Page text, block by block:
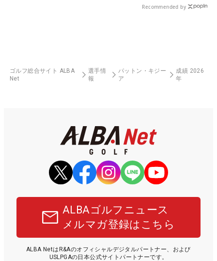
Recommended by
ゴルフ総合サイト ALBA
Net
選手情
報
パットン・キジー
ア
成績 2026
年
ALBAゴルフニュース
メルマガ登録はこちら
ALBA NetはR&Aのオフィシャルデジタルパートナー、および
USLPGAの日本公式サイトパートナーです。